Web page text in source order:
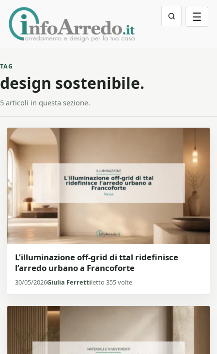
☰
TAG
design sostenibile.
5 articoli in questa sezione.
L’illuminazione off-grid di ttal ridefinisce
l’arredo urbano a Francoforte
30/05/2026Giulia Ferrettiletto 355 volte